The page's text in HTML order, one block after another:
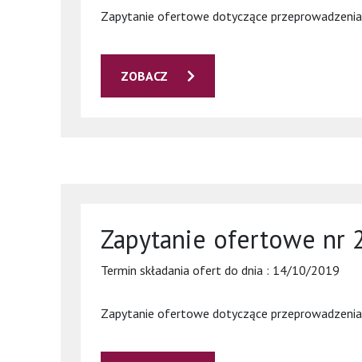
Zapytanie ofertowe dotyczące
ZOBACZ
Zapytanie ofertowe nr
Termin składania ofert do dnia : 14/10/2019
Zapytanie ofertowe dotyczące